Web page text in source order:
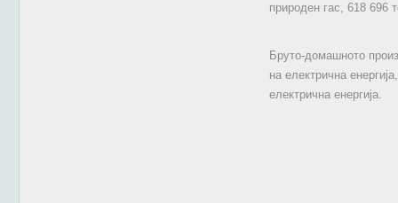
природен гас, 618 696
Бруто-домашното
на електрична
електрична енергија.